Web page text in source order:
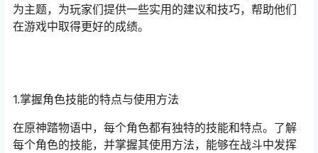
为主题，为玩家们提供一些实用的建议和技巧，帮助他们
在游戏中取得更好的成绩。
1.掌握角色技能的特点与使用方法
在原神踏物语中，每个角色都有独特的技能和特点。了解
每个角色的技能，并掌握其使用方法，能够在战斗中发挥